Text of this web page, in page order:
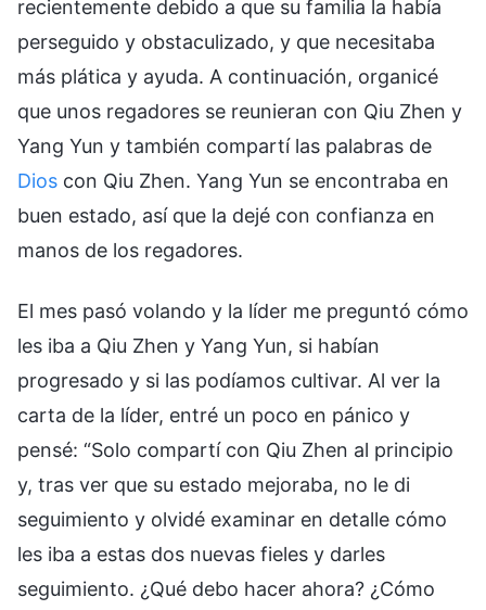
recientemente debido a que su familia la había
perseguido y obstaculizado, y que necesitaba
más plática y ayuda. A continuación, organicé
que unos regadores se reunieran con Qiu Zhen y
Yang Yun y también compartí las palabras de
Dios con Qiu Zhen. Yang Yun se encontraba en
buen estado, así que la dejé con confianza en
manos de los regadores.
El mes pasó volando y la líder me preguntó cómo
les iba a Qiu Zhen y Yang Yun, si habían
progresado y si las podíamos cultivar. Al ver la
carta de la líder, entré un poco en pánico y
pensé: “Solo compartí con Qiu Zhen al principio
y, tras ver que su estado mejoraba, no le di
seguimiento y olvidé examinar en detalle cómo
les iba a estas dos nuevas fieles y darles
seguimiento. ¿Qué debo hacer ahora? ¿Cómo